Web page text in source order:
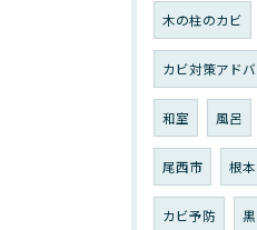
木の柱のカビ
カビ対策アド
和室 風呂
尾西市 根
カビ予防